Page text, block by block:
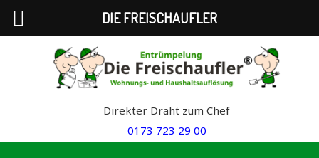
Direkter Draht zum Chef
0173 723 29 00
DIE FREISCHAUFLER